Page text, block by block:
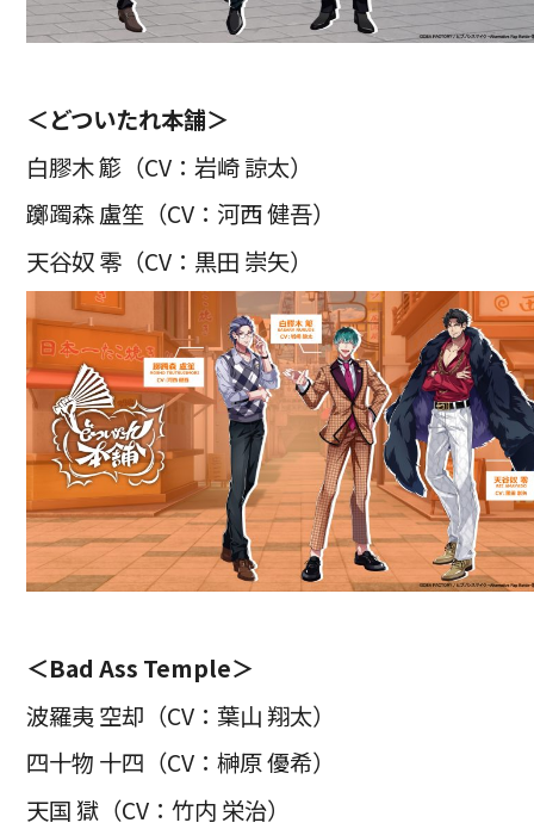
＜どついたれ本舗＞
白膠木 簓（CV：岩崎 諒太）
躑躅森 盧笙（CV：河西 健吾）
天谷奴 零（CV：黒田 崇矢）
＜Bad Ass Temple＞
波羅夷 空却（CV：葉山 翔太）
四十物 十四（CV：榊原 優希）
天国 獄（CV：竹内 栄治）